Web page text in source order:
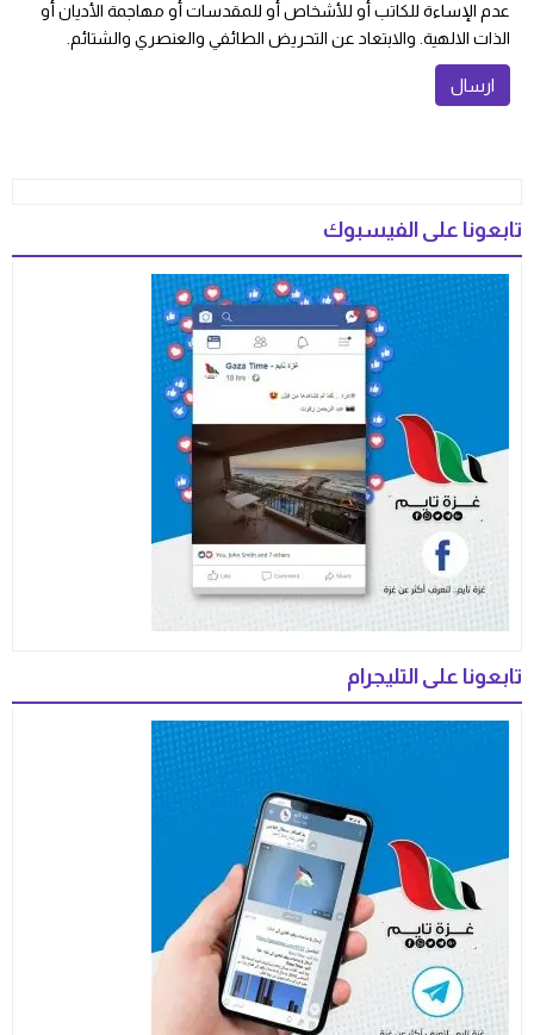
عدم الإساءة للكاتب أو للأشخاص أو للمقدسات أو مهاجمة الأديان أو
الذات الالهية. والابتعاد عن التحريض الطائفي والعنصري والشتائم.
تابعونا على الفيسبوك
تابعونا على التليجرام